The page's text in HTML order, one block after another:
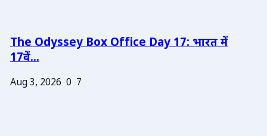
The Odyssey Box Office Day 17: भारत में
17वें...
Aug 3, 2026 0 7